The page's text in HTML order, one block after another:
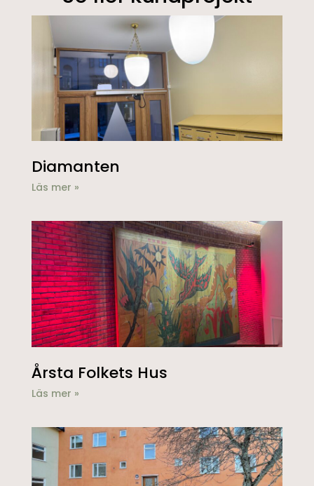
Diamanten
Läs mer »
Årsta Folkets Hus
Läs mer »